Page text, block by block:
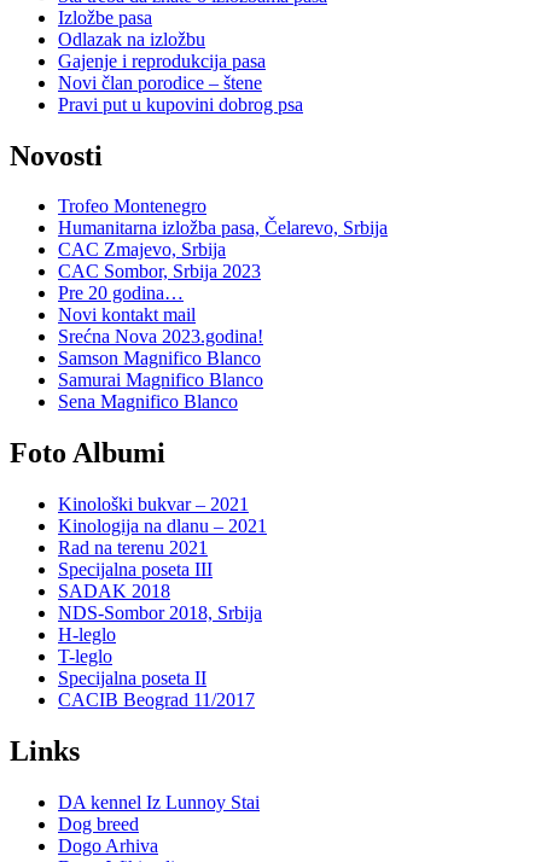
Izložbe pasa
Odlazak na izložbu
Gajenje i reprodukcija pasa
Novi član porodice – štene
Pravi put u kupovini dobrog psa
Novosti
Trofeo Montenegro
Humanitarna izložba pasa, Čelarevo, Srbija
CAC Zmajevo, Srbija
CAC Sombor, Srbija 2023
Pre 20 godina…
Novi kontakt mail
Srećna Nova 2023.godina!
Samson Magnifico Blanco
Samurai Magnifico Blanco
Sena Magnifico Blanco
Foto Albumi
Kinološki bukvar – 2021
Kinologija na dlanu – 2021
Rad na terenu 2021
Specijalna poseta III
SADAK 2018
NDS-Sombor 2018, Srbija
H-leglo
T-leglo
Specijalna poseta II
CACIB Beograd 11/2017
Links
DA kennel Iz Lunnoy Stai
Dog breed
Dogo Arhiva